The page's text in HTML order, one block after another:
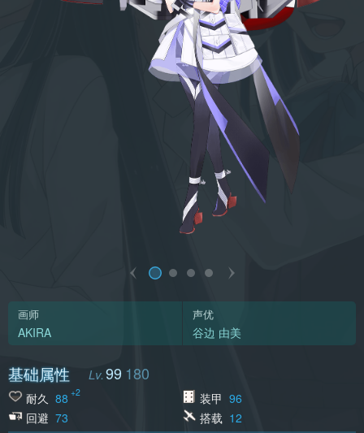
基础属性 99 180
耐久 88 +2 装甲 96
回避 73 搭载 12
声优
谷边 由美
画师
AKIRA